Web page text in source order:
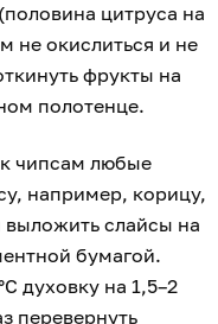
цитруса на
не окислиться и не
фрукты на
полотенце.
чипсам любые
например, корицу,
слайсы на
бумагой.
духовку на 1,5–2
перевернуть